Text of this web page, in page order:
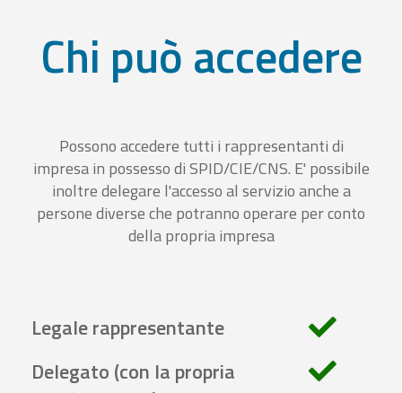
Chi può accedere
Possono accedere tutti i rappresentanti di
impresa in possesso di SPID/CIE/CNS. E' possibile
inoltre delegare l'accesso al servizio anche a
persone diverse che potranno operare per conto
della propria impresa
Legale rappresentante
Delegato (con la propria